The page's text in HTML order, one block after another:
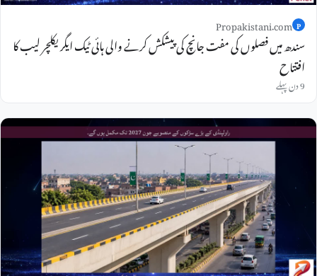
P
Propakistani.com
سندھ میں فصلوں کی مفت جانچ کی پیشکش کرنے والی ہائی ٹیک ایگریکلچر لیب کا
افتتاح
9 دن پہلے